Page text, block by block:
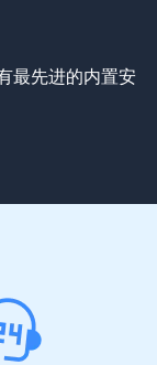
最先进的内置安